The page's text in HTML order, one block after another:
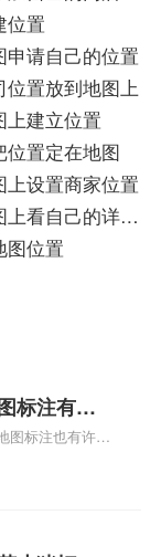
位置
申请自己的位置
位置放到地图上
上建立位置
位置定在地图
上设置商家位置
上看自己的详细
图位置
标注有什
图标注也有许多
光率：通过在